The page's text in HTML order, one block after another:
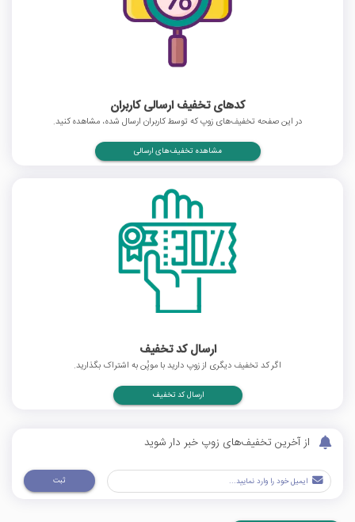
کدهای تخفیف ارسالی کاربران
در این صفحه تخفیف‌های زوپ که توسط کاربران ارسال شده، مشاهده کنید.
مشاهده تخفیف‌های ارسالی
ارسال کد تخفیف
اگر کد تخفیف دیگری از زوپ دارید با موپُن به اشتراک بگذارید.
ارسال کد تخفیف
از آخرین تخفیف‌های زوپ خبر دار شوید
ثبت